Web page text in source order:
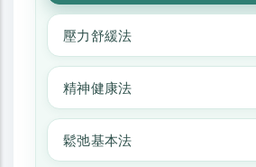
壓力舒緩法
精神健康法
鬆弛基本法